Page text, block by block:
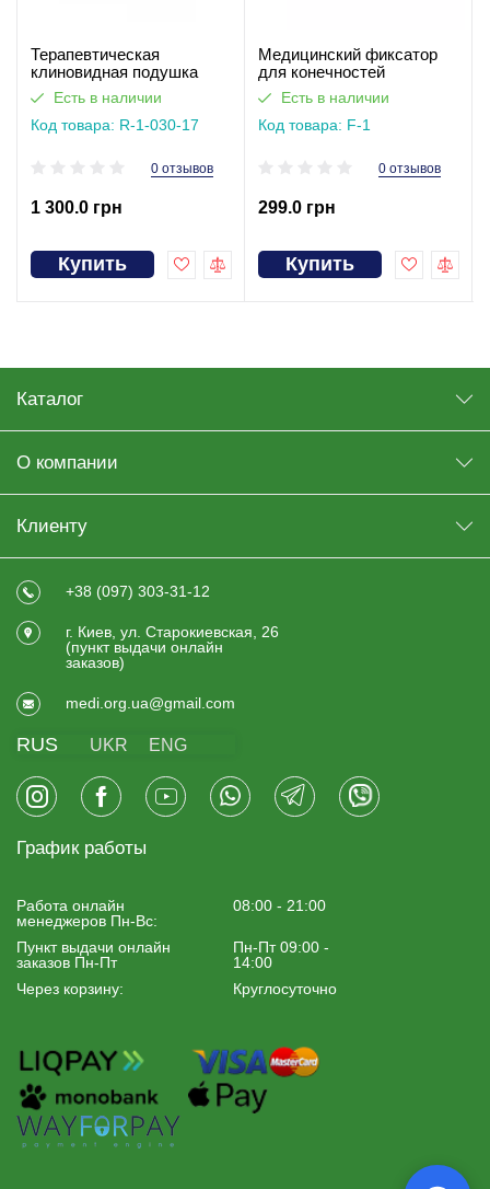
Терапевтическая
клиновидная подушка
рефлюкс при изжоге 17 см
Есть в наличии
Код товара: R-1-030-17
0 отзывов
1 300.0 грн
Купить
Медицинский фиксатор
для конечностей
Есть в наличии
Код товара: F-1
0 отзывов
299.0 грн
Купить
Каталог
О компании
Клиенту
+38 (097) 303-31-12
г. Киев, ул. Старокиевская, 26
(пункт выдачи онлайн
заказов)
medi.org.ua@gmail.com
RUS UKR ENG
График работы
Работа онлайн
менеджеров Пн-Вс:
08:00 - 21:00
Пункт выдачи онлайн
заказов Пн-Пт
Пн-Пт 09:00 -
14:00
Через корзину:
Круглосуточно